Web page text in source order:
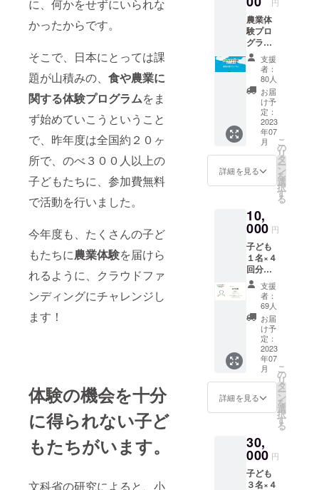
に、何かをせずにいられな
かったからです。
そこで、日本にとっては課
題が山積みの、 食や農業に
関する体験プログラムをま
ず始めていこうということ
で、昨年度は全国約２０ヶ
所で、のべ３００人以上の
子どもたちに、参加費無料
で活動を行いました。
今年度も、たくさんの子ど
もたちに農業体験を届けら
れるように、クラウドファ
ンディングにチャレンジし
ます！
体験の機会を十分
に得られない子ど
もたちがいます。
文科省の研究によると、小
円
農業体
験プロ
グラム
テキス
ト１冊
（A5カ
ラー20
ペー
ジ、対
象小学
校３年
生以
上、農
業の課
題をフ
で考え
るテキ
スト）
活動報
告書(年
度末に
メール
にて)
支援
者：
80人
お届
け予
定：
2023
年07
月
詳細を見る
こ
の
リ
タ
ー
ン
を
選
択
す
る
10,
000 円
子ども
１名×４
回分の
参加費
に充て
られま
す。 公
式サ
ポー
ターの
名刺100
枚作成
（備考
欄にご
希望の
入くだ
さ
い。）
活動報
告書(年
支援
者：
69人
お届
け予
定：
2023
年07
月
詳細を見る
こ
の
リ
タ
ー
ン
を
選
択
す
る
30,
000 円
子ども
３名×４